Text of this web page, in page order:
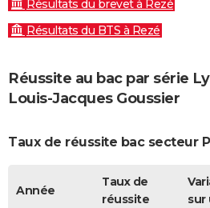
Résultats du brevet à Rezé
Résultats du BTS à Rezé
Réussite au bac par série
Louis-Jacques Goussier
Taux de réussite bac secteur
Année
Taux de
réussite
sur